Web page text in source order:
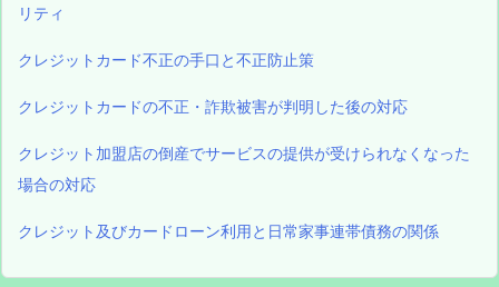
リティ
クレジットカード不正の手口と不正防止策
クレジットカードの不正・詐欺被害が判明した後の対応
クレジット加盟店の倒産でサービスの提供が受けられなくなった
場合の対応
クレジット及びカードローン利用と日常家事連帯債務の関係